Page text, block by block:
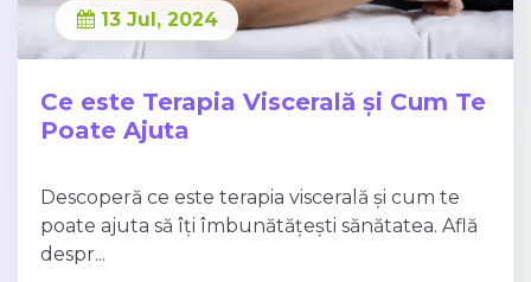
13 Jul, 2024
Ce este Terapia Viscerală și Cum Te
Poate Ajuta
Descoperă ce este terapia viscerală și cum te
poate ajuta să îți îmbunătățești sănătatea. Află
despr...